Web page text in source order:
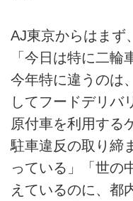
AJ東京からはまず
「今日は特に二輪
今年特に違うのは
してフードデリバ
原付車を利用する
駐車違反の取り締
っている」「世の
えているのに、都